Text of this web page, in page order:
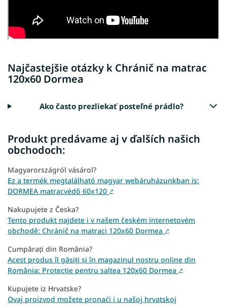
Najčastejšie otázky k Chránič na matrac
120x60 Dormea
Ako často prezliekať posteľné prádlo?
Produkt predávame aj v ďalších našich
obchodoch:
Magyarországról vásárol?
Ez a termék megtalálható magyar webáruházunkban is:
DORMEA matracvédő 60x120 ↗
Nakupujete z Česka?
Tento produkt najdete i v našem českém internetovém
obchodě: Chránič na matraci 120x60 Dormea ↗
Cumpărați din România?
Acest produs îl găsiți și în magazinul nostru online din
România: Protecție pentru saltea 120x60 Dormea ↗
Kupujete iz Hrvatske?
Ovaj proizvod možete pronaći i u našoj hrvatskoj